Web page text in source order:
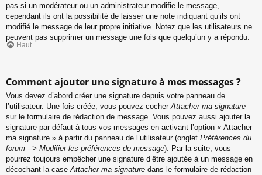
pas si un modérateur ou un administrateur modifie le message,
cependant ils ont la possibilité de laisser une note indiquant qu’ils ont
modifié le message de leur propre initiative. Notez que les utilisateurs ne
peuvent pas supprimer un message une fois que quelqu’un y a répondu.
Haut
Comment ajouter une signature à mes messages ?
Vous devez d’abord créer une signature depuis votre panneau de
l’utilisateur. Une fois créée, vous pouvez cocherAttacher ma signature
sur le formulaire de rédaction de message. Vous pouvez aussi ajouter la
signature par défaut à tous vos messages en activant l’option « Attacher
ma signature » à partir du panneau de l’utilisateur (onglet Préférences du
forum --> Modifier les préférences de message). Par la suite, vous
pourrez toujours empêcher une signature d’être ajoutée à un message en
décochant la caseAttacher ma signature dans le formulaire de rédaction